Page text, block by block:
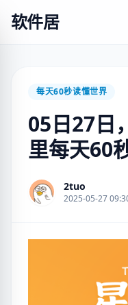
软件居
每天60秒读懂世界
05日27日
里每天60
2tuo
2025-05-27